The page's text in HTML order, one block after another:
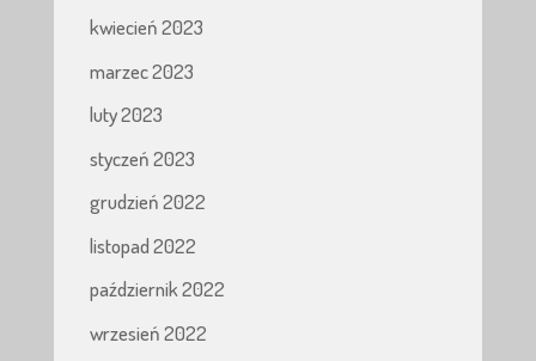
kwiecień 2023
marzec 2023
luty 2023
styczeń 2023
grudzień 2022
listopad 2022
październik 2022
wrzesień 2022